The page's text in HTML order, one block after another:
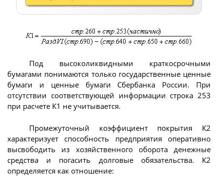
Под высоколиквидными краткосрочными
бумагами понимаются только государственные ценные
бумаги и ценные бумаги Сбербанка России. При
отсутствии соответствующей информации строка 253
при расчете К1 не учитывается.
Промежуточный коэффициент покрытия К2
характеризует способность предприятия оперативно
высвободить из хозяйственного оборота денежные
средства и погасить долговые обязательства. К2
определяется как отношение: